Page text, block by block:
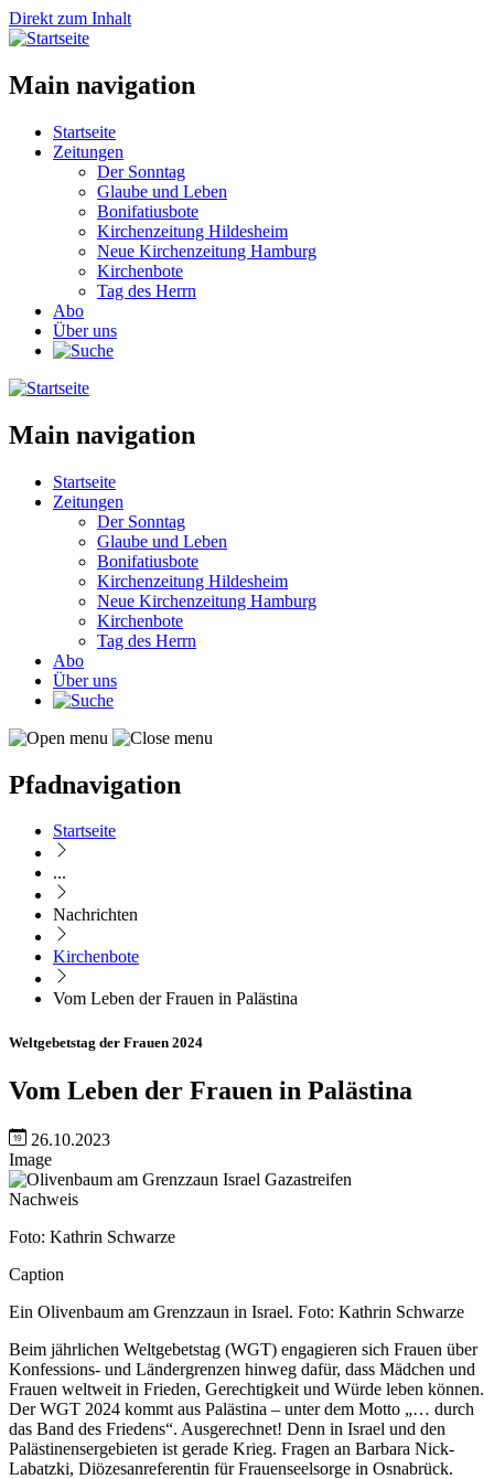
Direkt zum Inhalt
Main navigation
Startseite
Zeitungen
Der Sonntag
Glaube und Leben
Bonifatiusbote
Kirchenzeitung Hildesheim
Neue Kirchenzeitung Hamburg
Kirchenbote
Tag des Herrn
Abo
Über uns
Main navigation
Startseite
Zeitungen
Der Sonntag
Glaube und Leben
Bonifatiusbote
Kirchenzeitung Hildesheim
Neue Kirchenzeitung Hamburg
Kirchenbote
Tag des Herrn
Abo
Über uns
Pfadnavigation
Startseite
...
Nachrichten
Kirchenbote
Vom Leben der Frauen in Palästina
Weltgebetstag der Frauen 2024
Vom Leben der Frauen in Palästina
26.10.2023
Image
Nachweis
Foto: Kathrin Schwarze
Caption
Ein Olivenbaum am Grenzzaun in Israel. Foto: Kathrin Schwarze
Beim jährlichen Weltgebetstag (WGT) engagieren sich Frauen über
Konfessions- und Ländergrenzen hinweg dafür, dass Mädchen und
Frauen weltweit in Frieden, Gerechtigkeit und Würde leben können.
Der WGT 2024 kommt aus Palästina – unter dem Motto „… durch
das Band des Friedens“. Ausgerechnet! Denn in Israel und den
Palästinensergebieten ist gerade Krieg. Fragen an Barbara Nick-
Labatzki, Diözesanreferentin für Frauenseelsorge in Osnabrück.